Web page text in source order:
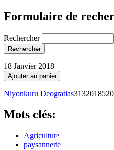
Formulaire de
Rechercher
18 Janvier 2018
Niyonkuru Deogratias
Mots clés:
Agriculture
paysannerie